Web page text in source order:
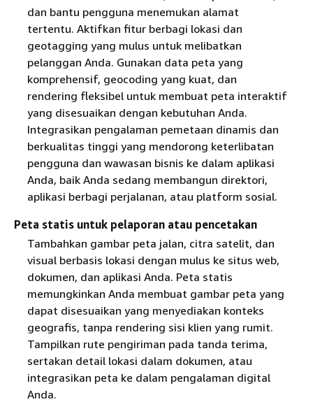
dan bantu pengguna menemukan alamat
tertentu. Aktifkan fitur berbagi lokasi dan
geotagging yang mulus untuk melibatkan
pelanggan Anda. Gunakan data peta yang
komprehensif, geocoding yang kuat, dan
rendering fleksibel untuk membuat peta interaktif
yang disesuaikan dengan kebutuhan Anda.
Integrasikan pengalaman pemetaan dinamis dan
berkualitas tinggi yang mendorong keterlibatan
pengguna dan wawasan bisnis ke dalam aplikasi
Anda, baik Anda sedang membangun direktori,
aplikasi berbagi perjalanan, atau platform sosial.
Peta statis untuk pelaporan atau pencetakan
Tambahkan gambar peta jalan, citra satelit, dan
visual berbasis lokasi dengan mulus ke situs web,
dokumen, dan aplikasi Anda. Peta statis
memungkinkan Anda membuat gambar peta yang
dapat disesuaikan yang menyediakan konteks
geografis, tanpa rendering sisi klien yang rumit.
Tampilkan rute pengiriman pada tanda terima,
sertakan detail lokasi dalam dokumen, atau
integrasikan peta ke dalam pengalaman digital
Anda.